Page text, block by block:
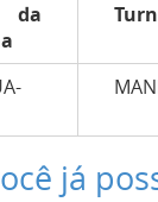
já